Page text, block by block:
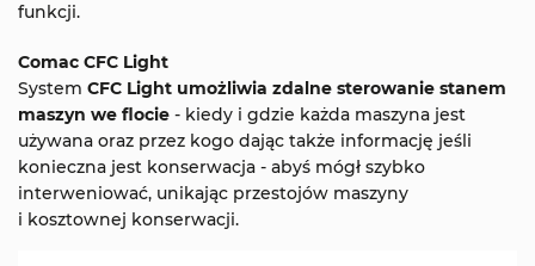
funkcji.
Comac CFC Light
System CFC Light umożliwia zdalne sterowanie stanem
maszyn we flocie - kiedy i gdzie każda maszyna jest
używana oraz przez kogo dając także informację jeśli
konieczna jest konserwacja - abyś mógł szybko
interweniować, unikając przestojów maszyny
i kosztownej konserwacji.